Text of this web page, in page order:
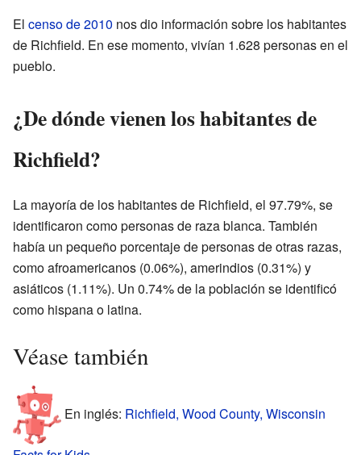
El censo de 2010 nos dio información sobre los habitantes
de Richfield. En ese momento, vivían 1.628 personas en el
pueblo.
¿De dónde vienen los habitantes de
Richfield?
La mayoría de los habitantes de Richfield, el 97.79%, se
identificaron como personas de raza blanca. También
había un pequeño porcentaje de personas de otras razas,
como afroamericanos (0.06%), amerindios (0.31%) y
asiáticos (1.11%). Un 0.74% de la población se identificó
como hispana o latina.
Véase también
En inglés: Richfield, Wood County, Wisconsin